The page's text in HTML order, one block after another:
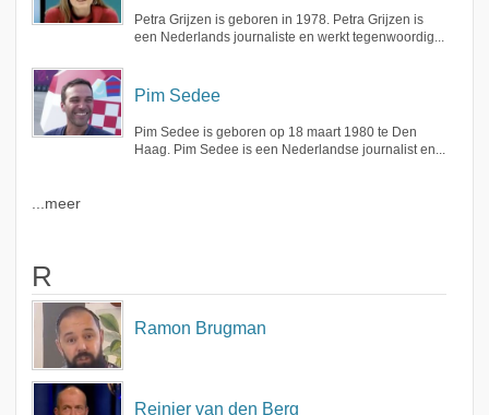
Petra Grijzen is geboren in 1978. Petra Grijzen is
een Nederlands journaliste en werkt tegenwoordig...
Pim Sedee
Pim Sedee is geboren op 18 maart 1980 te Den
Haag. Pim Sedee is een Nederlandse journalist en...
...meer
R
Ramon Brugman
Reinier van den Berg